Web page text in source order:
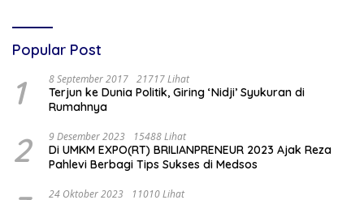
Popular Post
1 8 September 2017 21717 Lihat
Terjun ke Dunia Politik, Giring ‘Nidji’ Syukuran di
Rumahnya
2 9 Desember 2023 15488 Lihat
Di UMKM EXPO(RT) BRILIANPRENEUR 2023 Ajak Reza
Pahlevi Berbagi Tips Sukses di Medsos
24 Oktober 2023 11010 Lihat